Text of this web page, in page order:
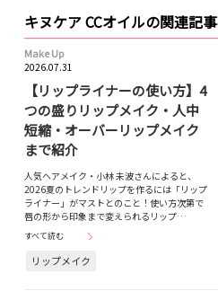
キヌケア CCオイルの関連記事
Make Up
2026.07.31
【リップライナーの使い方】4
つの盛りリップメイク・人中
短縮・オーバーリップメイク
まで紹介
人気ヘアメイク・小林 未波さんによると、
2026夏のトレンドリップを作るには「リップ
ライナー」がマストとのこと！使い方次第で
唇の形から印象まで変えられるリップ…
すべて読む
リップメイク